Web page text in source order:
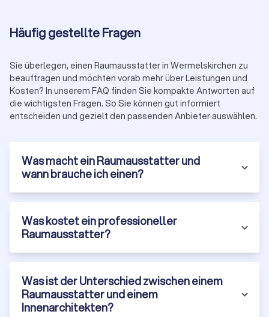
aus verschiedenen Plattformen
Faire Konditionen:Einfache Angebotsanfrage für bis zu
vier individuelle Kostenvoranschläge
Aktuell finden Sie auf Trustlocal 2,696 Bewertungen zu
Raumausstattern in Wermelskirchen. Unsere Anbieter haben
einen durchschnittlichen Trustlocal-Score von 8.1 . So treffen
Häufig gestellte Fragen
Sie überlegen, einen Raumausstatter in Wermelskirchen zu
beauftragen und möchten vorab mehr über Leistungen und
Kosten? In unserem FAQ finden Sie kompakte Antworten auf
die wichtigsten Fragen. So Sie können gut informiert
entscheiden und gezielt den passenden Anbieter auswählen.
Was macht ein Raumausstatter und
wann brauche ich einen?
Was kostet ein professioneller
Raumausstatter?
Was ist der Unterschied zwischen einem
Raumausstatter und einem
Innenarchitekten?